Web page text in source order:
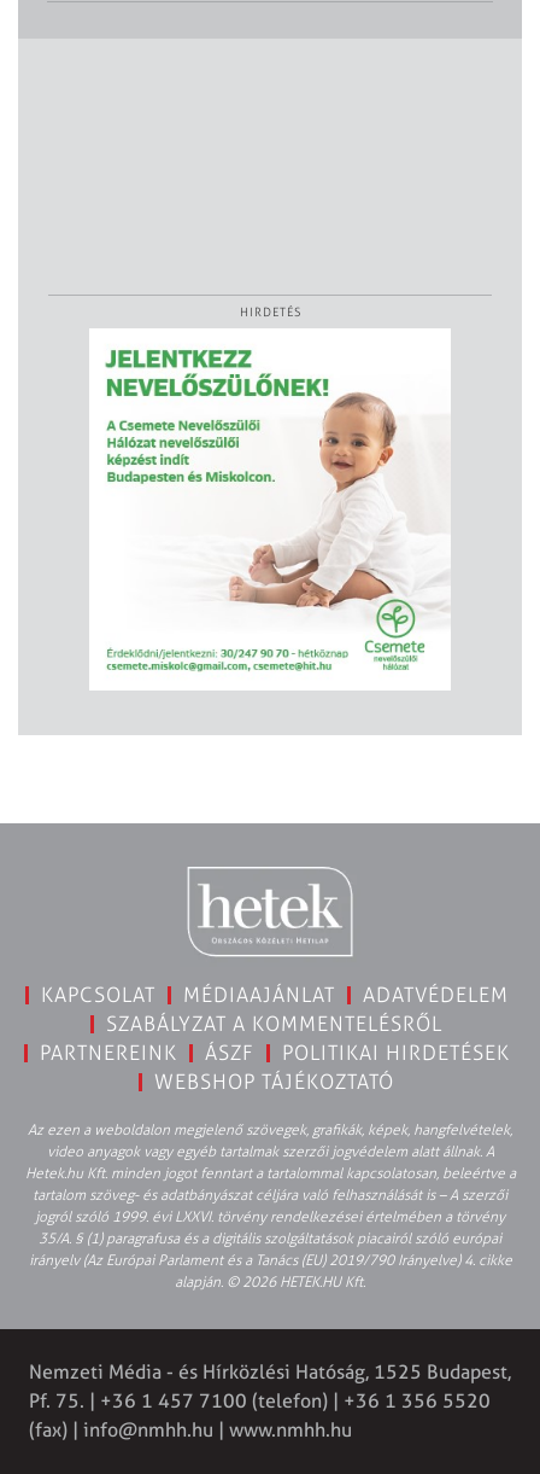
HIRDETÉS
KAPCSOLAT MÉDIAAJÁNLAT
ADATVÉDELEM
SZABÁLYZAT A KOMMENTELÉSRŐL
PARTNEREINK
ÁSZF
POLITIKAI HIRDETÉSEK
WEBSHOP TÁJÉKOZTATÓ
Az ezen a weboldalon megjelenő szövegek, grafikák, képek, hangfelvételek,
video anyagok vagy egyéb tartalmak szerzői jogvédelem alatt állnak. A
Hetek.hu Kft. minden jogot fenntart a tartalommal kapcsolatosan, beleértve a
tartalom szöveg- és adatbányászat céljára való felhasználását is – A szerzői
jogról szóló 1999. évi LXXVI. törvény rendelkezései értelmében a törvény
35/A. § (1) paragrafusa és a digitális szolgáltatások piacairól szóló európai
irányelv (Az Európai Parlament és a Tanács (EU) 2019/790 Irányelve) 4. cikke
alapján. © 2026 HETEK.HU Kft.
Nemzeti Média - és Hírközlési Hatóság, 1525 Budapest,
Pf. 75. | +36 1 457 7100 (telefon) | +36 1 356 5520
(fax) | info@nmhh.hu | www.nmhh.hu